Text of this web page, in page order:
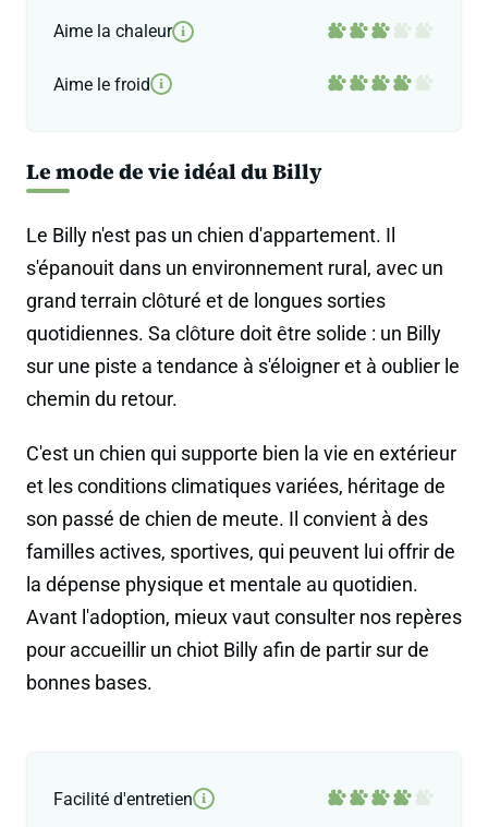
Aime la chaleur i
Aime le froid i
Le mode de vie idéal du Billy
Le Billy n'est pas un chien d'appartement. Il
s'épanouit dans un environnement rural, avec un
grand terrain clôturé et de longues sorties
quotidiennes. Sa clôture doit être solide : un Billy
sur une piste a tendance à s'éloigner et à oublier le
chemin du retour.
C'est un chien qui supporte bien la vie en extérieur
et les conditions climatiques variées, héritage de
son passé de chien de meute. Il convient à des
familles actives, sportives, qui peuvent lui offrir de
la dépense physique et mentale au quotidien.
Avant l'adoption, mieux vaut consulter nos repères
pour accueillir un chiot Billy afin de partir sur de
bonnes bases.
Facilité d'entretien i